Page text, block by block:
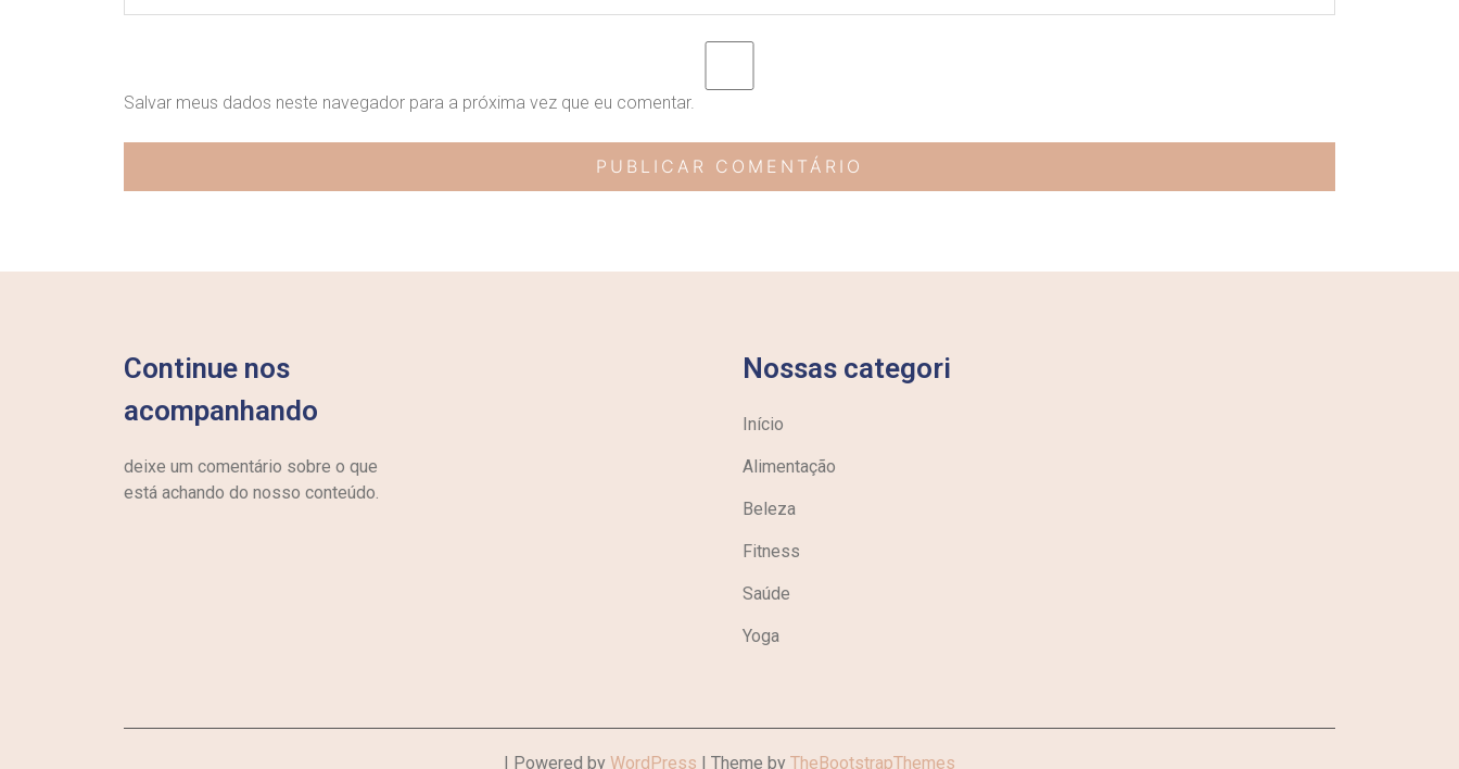
Salvar meus dados neste navegador para a próxima vez que eu comentar.
Continue nos
acompanhando
deixe um comentário sobre o que
está achando do nosso conteúdo.
Nossas categori
Início
Alimentação
Beleza
Fitness
Saúde
Yoga
| Powered by WordPress | Theme by TheBootstrapThemes